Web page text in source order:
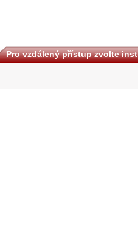
Pro vzdálený přístup zvolte